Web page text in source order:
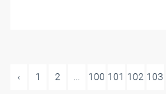
‹ 1 2 ... 100 101 102 103